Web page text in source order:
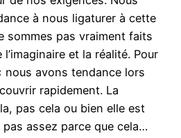
à nous ligaturer à cette
sommes pas vraiment faits
et la réalité. Pour
nous avons tendance lors
rapidement. La
pas cela ou bien elle est
assez parce que cela…